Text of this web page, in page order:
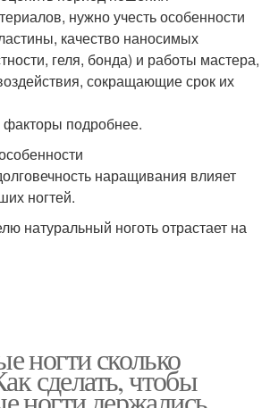
нужно учесть особенности
качество наносимых
геля, бонда) и работы мастера,
сокращающие срок их
подробнее.
наращивания влияет
ногтей.
натуральный ноготь отрастает на
ногти сколько
сделать, чтобы